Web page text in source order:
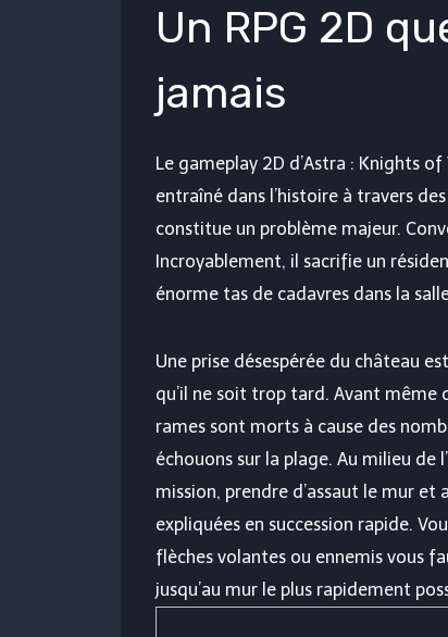
Un RPG 2D
jamais
Le gameplay 2D d’Astra : Knights
entraîné dans l’histoire à travers
constitue un problème majeur.
Incroyablement, il sacrifie un
énorme tas de cadavres dans la
Une prise désespérée du château
qu’il ne soit trop tard. Avant même
rames sont morts à cause des
échouons sur la plage. Au milieu
mission, prendre d’assaut le mur
expliquées en succession rapide.
flèches volantes ou ennemis vous
jusqu’au mur le plus rapidement